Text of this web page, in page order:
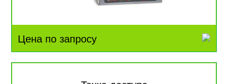
Цена по запросу